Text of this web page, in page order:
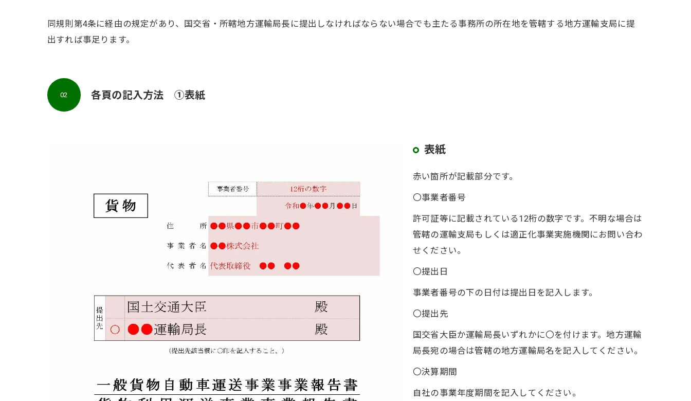
同規則第4条に経由の規定があり、国交省・所轄地方運輸局長に提出しなければならない場合でも主たる事務所の所在地を管轄する地方運輸支局に提
出すれば事足ります。
各頁の記入方法 ①表紙
02
表紙
赤い箇所が記載部分です。
〇事業者番号
許可証等に記載されている12桁の数字です。不明な場合は
管轄の運輸支局もしくは適正化事業実施機関にお問い合わ
せください。
〇提出日
事業者番号の下の日付は提出日を記入します。
〇提出先
国交省大臣か運輸局長いずれかに〇を付けます。地方運輸
局長宛の場合は管轄の地方運輸局名を記入してください。
〇決算期間
自社の事業年度期間を記入してください。